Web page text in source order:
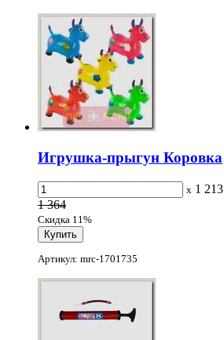
Игрушка-прыгун Коровка
x 1 213
1 364
Скидка 11%
Артикул: mrc-1701735